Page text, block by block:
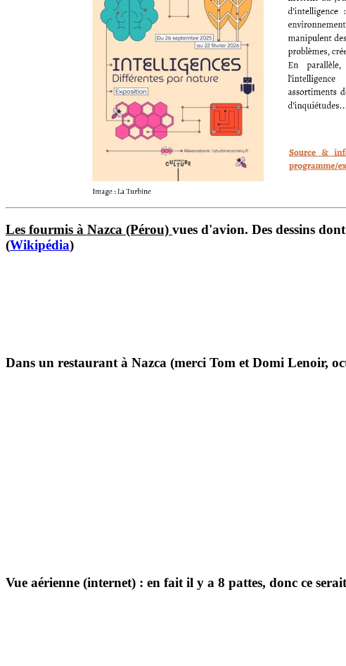
Les fourmis à Nazca (Pérou) vues d'avion. Des dessins
(Wikipédia)
Dans un restaurant à Nazca (merci Tom et Domi Lenoir,
Vue aérienne (internet) : en fait il y a 8 pattes, donc ce